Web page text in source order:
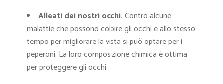
Alleati dei nostri occhi.Contro alcune
malattie che possono colpire gli occhi e allo stesso
tempo per migliorare la vista si può optare per i
peperoni. La loro composizione chimica è ottima
per proteggere gli occhi.